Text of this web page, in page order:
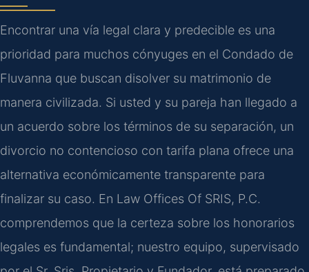
Encontrar una vía legal clara y predecible es una
prioridad para muchos cónyuges en el Condado de
Fluvanna que buscan disolver su matrimonio de
manera civilizada. Si usted y su pareja han llegado a
un acuerdo sobre los términos de su separación, un
divorcio no contencioso con tarifa plana ofrece una
alternativa económicamente transparente para
finalizar su caso. En Law Offices Of SRIS, P.C.
comprendemos que la certeza sobre los honorarios
legales es fundamental; nuestro equipo, supervisado